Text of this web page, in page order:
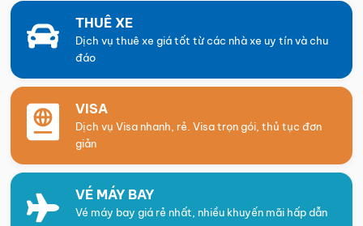
THUÊ XE
Dịch vụ thuê xe giá tốt từ các nhà xe uy tín và chu
đáo
VISA
Dịch vụ Visa nhanh, rẻ. Visa trọn gói, thủ tục đơn
giản
VÉ MÁY BAY
Vé máy bay giá rẻ nhất, nhiều khuyến mãi hấp dẫn